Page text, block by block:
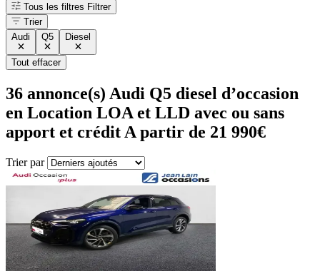
Tous les filtres Filtrer
Trier
Audi
Q5 Diesel
Tout effacer
36 annonce(s) Audi Q5 diesel d’occasion
en Location LOA et LLD avec ou sans
apport et crédit A partir de 21 990€
Trier par